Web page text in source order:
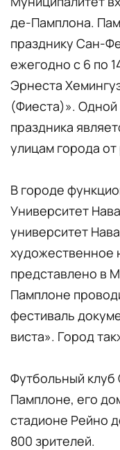
де-Памплона.
празднику Сан-
ежегодно с 6 по
Эрнеста
(Фиеста)». Одной
праздника
улицам города
В городе
Университет
университет
художественное
представлено в
Памплоне
фестиваль
виста». Город
Футбольный клуб
Памплоне, его
стадионе Рейно
800 зрителей.